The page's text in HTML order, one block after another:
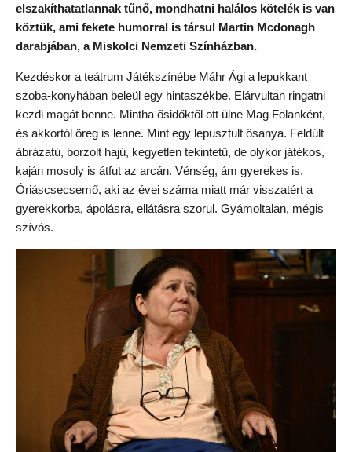
elszakíthatatlannak tűnő, mondhatni halálos kötelék is van
köztük, ami fekete humorral is társul Martin Mcdonagh
darabjában, a Miskolci Nemzeti Színházban.
Kezdéskor a teátrum Játékszínébe Máhr Ági a lepukkant
szoba-konyhában beleül egy hintaszékbe. Elárvultan ringatni
kezdi magát benne. Mintha ősidőktől ott ülne Mag Folanként,
és akkortól öreg is lenne. Mint egy lepusztult ősanya. Feldúlt
ábrázatú, borzolt hajú, kegyetlen tekintetű, de olykor játékos,
kaján mosoly is átfut az arcán. Vénség, ám gyerekes is.
Óriáscsecsemő, aki az évei száma miatt már visszatért a
gyerekkorba, ápolásra, ellátásra szorul. Gyámoltalan, mégis
szívós.